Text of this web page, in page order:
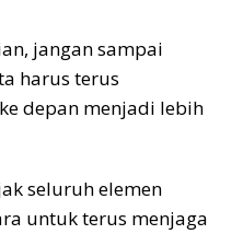
jangan sampai
harus terus
depan menjadi lebih
seluruh elemen
untuk terus menjaga